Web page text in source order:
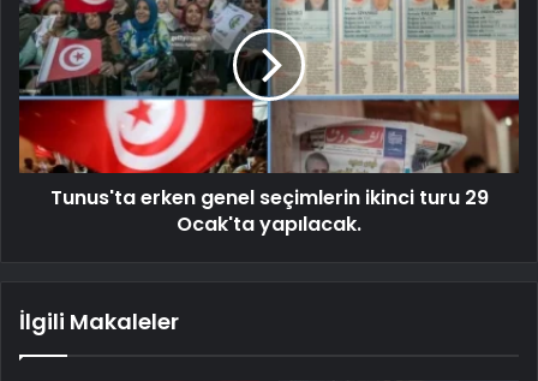
Tunus'ta erken genel seçimlerin ikinci turu 29
Ocak'ta yapılacak.
İlgili Makaleler